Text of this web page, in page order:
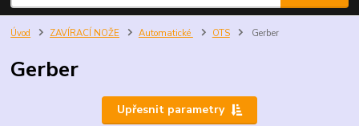
Úvod ZAVÍRACÍ NOŽE Automatické OTS Gerber
Gerber
Upřesnit parametry